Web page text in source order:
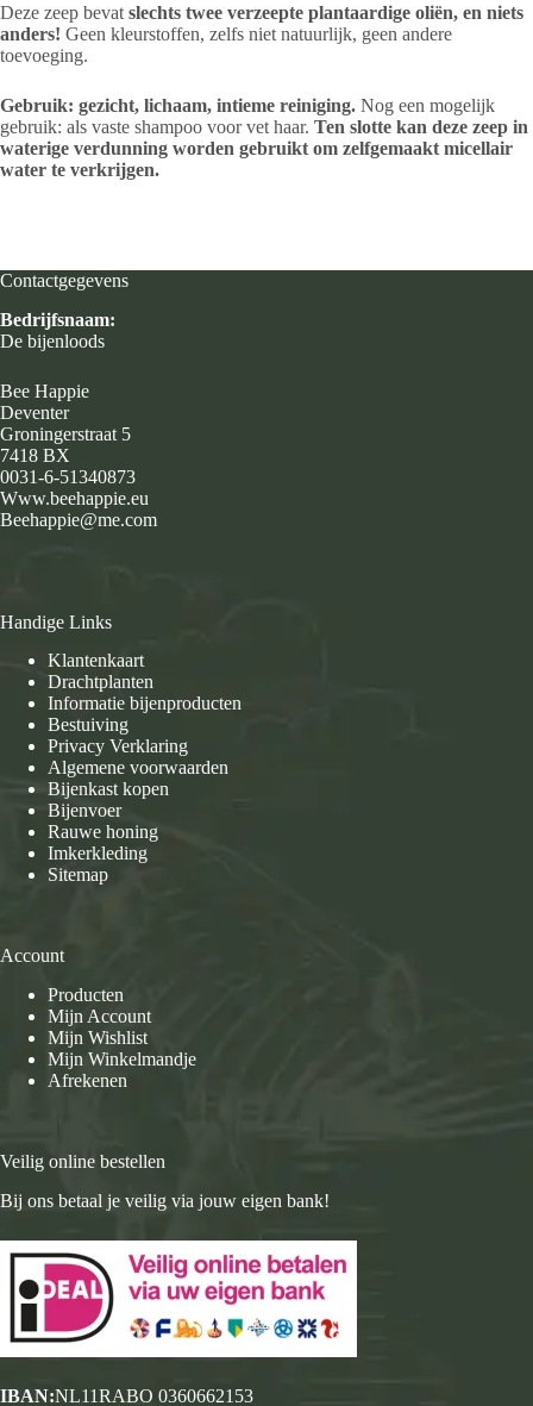
Deze zeep bevat slechts twee verzeepte plantaardige oliën, en niets
anders! Geen kleurstoffen, zelfs niet natuurlijk, geen andere
toevoeging.
Gebruik: gezicht, lichaam, intieme reiniging. Nog een mogelijk
gebruik: als vaste shampoo voor vet haar. Ten slotte kan deze zeep in
waterige verdunning worden gebruikt om zelfgemaakt micellair
water te verkrijgen.
Contactgegevens
Bedrijfsnaam:
De bijenloods
Bee Happie
Deventer
Groningerstraat 5
7418 BX
0031-6-51340873
Www.beehappie.eu
Beehappie@me.com
Handige Links
Klantenkaart
Drachtplanten
Informatie bijenproducten
Bestuiving
Privacy Verklaring
Algemene voorwaarden
Bijenkast kopen
Bijenvoer
Rauwe honing
Imkerkleding
Sitemap
Account
Producten
Mijn Account
Mijn Wishlist
Mijn Winkelmandje
Afrekenen
Veilig online bestellen
Bij ons betaal je veilig via jouw eigen bank!
IBAN:NL11RABO 0360662153